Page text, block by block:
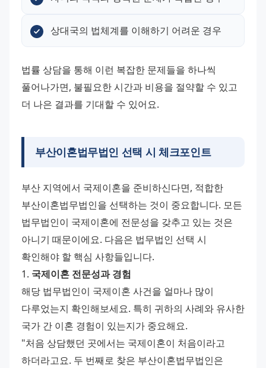
상대국의 법체계를 이해하기 어려운 경우
법률 상담을 통해 이런 복잡한 문제들을 하나씩
풀어나가면, 불필요한 시간과 비용을 절약할 수 있고
더 나은 결과를 기대할 수 있어요.
부산이혼법무법인 선택 시 체크포인트
부산 지역에서 국제이혼을 준비하신다면, 적합한
부산이혼법무법인을 선택하는 것이 중요합니다. 모든
법무법인이 국제이혼에 전문성을 갖추고 있는 것은
아니기 때문이에요. 다음은 법무법인 선택 시
확인해야 할 핵심 사항들입니다.
1. 국제이혼 전문성과 경험
해당 법무법인이 국제이혼 사건을 얼마나 많이
다루었는지 확인해보세요. 특히 귀하의 사례와 유사한
국가 간 이혼 경험이 있는지가 중요해요.
"처음 상담했던 곳에서는 국제이혼이 처음이라고
하더라고요. 두 번째로 찾은 부산이혼법무법인은